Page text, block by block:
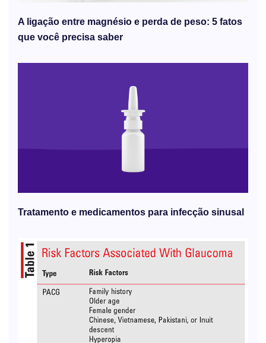
A ligação entre magnésio e perda de peso: 5 fatos
que você precisa saber
Tratamento e medicamentos para infecção sinusal